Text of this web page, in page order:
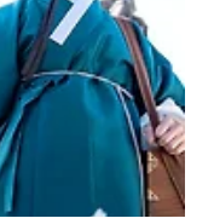
정의의 심판이었기에,